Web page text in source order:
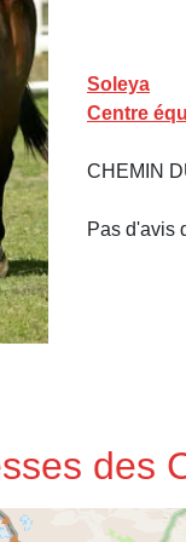
Soleya
Centre
CHEMIN
Pas d'avis
des